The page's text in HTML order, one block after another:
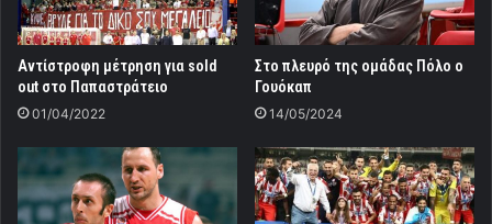
Αντίστροφη μέτρηση για sold
out στο Παπαστράτειο
01/04/2022
Στο πλευρό της ομάδας Πόλο ο
Γουόκαπ
14/05/2024